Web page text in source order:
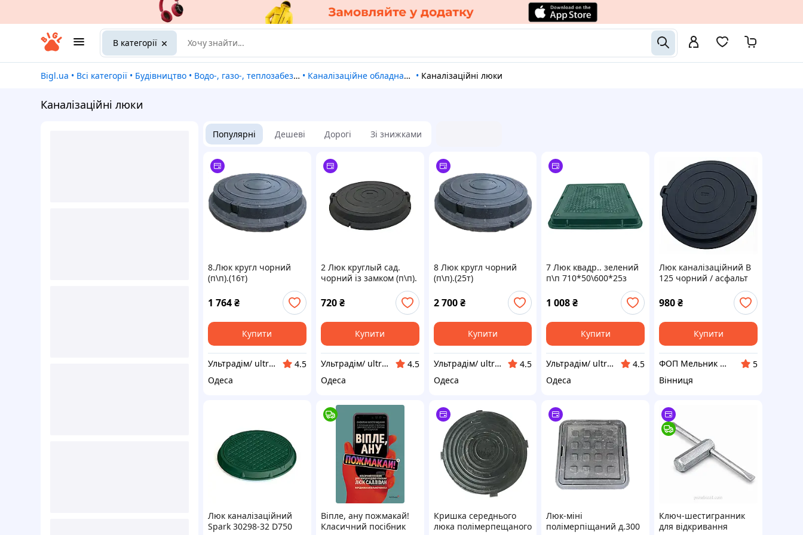
В категорії
Bigl.ua • Всі категорії • Будівництво • Водо-, газо-, теплозабезпечення • Каналізаційне обладнання • Каналізаційні люки
Каналізаційні люки
Популярні Дешеві Дорогі Зі знижками
8.Люк кругл чорний
(п\п).(16т)
1 764₴
Купити
Ультрадім/ ultradomik.com.ua
4.5
Одеса
2 Люк круглый сад.
чорний із замком (п\п).
50шт
720₴
Купити
Ультрадім/ ultradomik.com.ua
4.5
Одеса
8 Люк кругл чорний
(п\п).(25т)
2 700 ₴
Купити
Ультрадім/ ultradomik.com.ua
4.5
Одеса
7 Люк квадр.. зелений
п\п 710*50\600*25з
1 008₴
Купити
Ультрадім/ ultradomik.com.ua
4.5
Одеса
Люк каналізаційний В
125 чорний / асфальт
980₴
Купити
ФОП Мельник В.С.
5
Вінниця
Люк каналізаційний
Spark 30298-32 D750
Віпле, ану пожмакай!
Класичний посібник
Кришка середнього
люка полімерпещаного
Люк-міні
полімерпіщаний д.300
Ключ-шестигранник
для відкривання